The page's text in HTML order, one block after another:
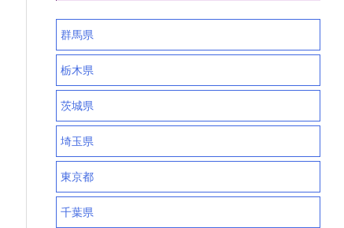
群馬県
栃木県
茨城県
埼玉県
東京都
千葉県